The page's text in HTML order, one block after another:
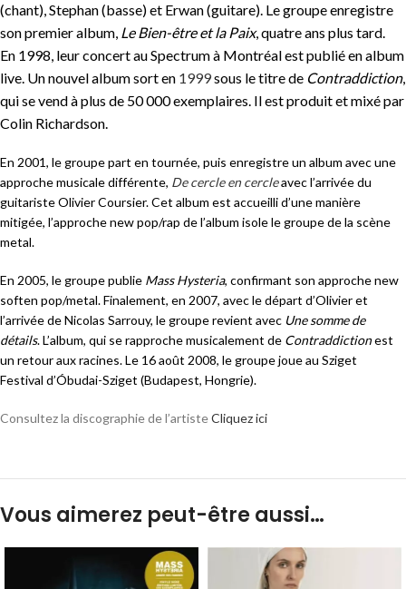
(chant), Stephan (basse) et Erwan (guitare). Le groupe enregistre
son premier album, Le Bien-être et la Paix, quatre ans plus tard.
En 1998, leur concert au Spectrum à Montréal est publié en album
live. Un nouvel album sort en 1999sous le titre de Contraddiction,
qui se vend à plus de 50 000 exemplaires. Il est produit et mixé par
Colin Richardson.
En 2001, le groupe part en tournée, puis enregistre un album avec une
approche musicale différente, De cercle en cercleavec l’arrivée du
guitariste Olivier Coursier. Cet album est accueilli d’une manière
mitigée, l’approche new pop/rap de l’album isole le groupe de la scène
metal.
En 2005, le groupepublie Mass Hysteria, confirmant son approche new
soften pop/metal. Finalement, en 2007, avec le départ d’Olivier et
l’arrivée de Nicolas Sarrouy, le groupe revient avec Une somme de
détails. L’album, qui se rapproche musicalement de Contraddictionest
un retour aux racines. Le 16 août 2008, le groupe joue au Sziget
Festival d’Óbudai-Sziget (Budapest, Hongrie).
Consultez la discographie de l’artisteCliquez ici
Vous aimerez peut-être aussi…